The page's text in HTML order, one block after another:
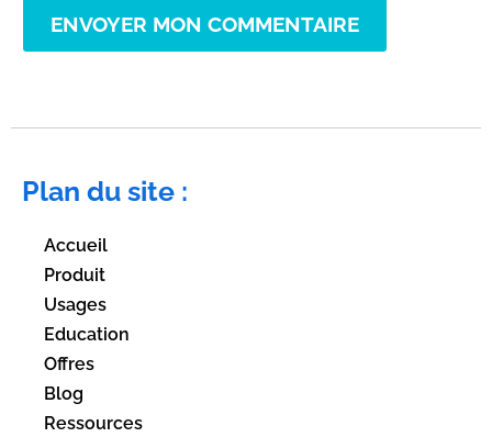
ENVOYER MON COMMENTAIRE
Plan du site :
Accueil
Produit
Usages
Education
Offres
Blog
Ressources